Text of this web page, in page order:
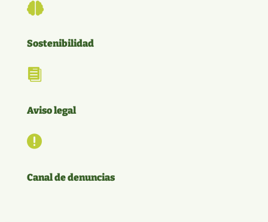

Sostenibilidad

Aviso legal

Canal de denuncias